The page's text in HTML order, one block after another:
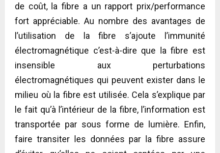
de coût, la fibre a un rapport prix/performance
fort appréciable. Au nombre des avantages de
l’utilisation de la fibre s’ajoute l’immunité
électromagnétique c’est-à-dire que la fibre est
insensible aux perturbations
électromagnétiques qui peuvent exister dans le
milieu où la fibre est utilisée. Cela s’explique par
le fait qu’à l’intérieur de la fibre, l’information est
transportée par sous forme de lumière. Enfin,
faire transiter les données par la fibre assure